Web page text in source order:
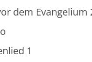
dem
178,1 –
1 322 –